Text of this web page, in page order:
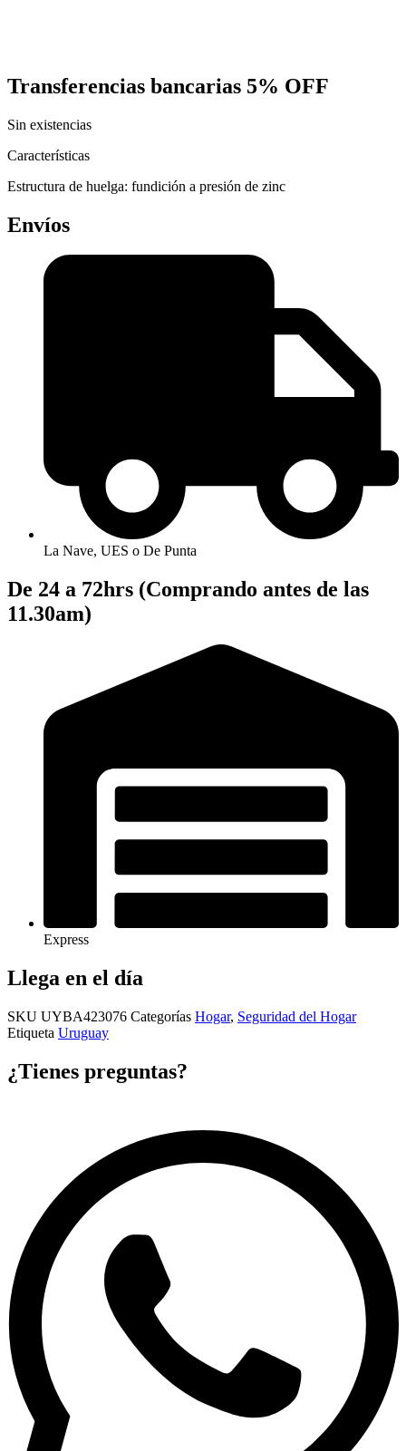
Transferencias bancarias 5% OFF
Sin existencias
Características
Estructura de huelga: fundición a presión de zinc
Envíos
La Nave, UES o De Punta
De 24 a 72hrs (Comprando antes de las
11.30am)
Express
Llega en el día
SKU UYBA423076 Categorías Hogar, Seguridad del Hogar
Etiqueta Uruguay
¿Tienes preguntas?